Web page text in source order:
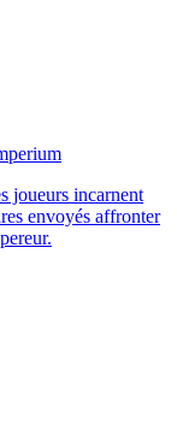
joueurs incarnent
envoyés affronter